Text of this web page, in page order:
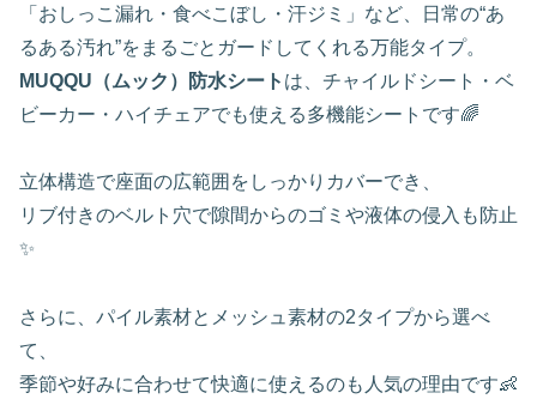
「おしっこ漏れ・食べこぼし・汗ジミ」など、日常の“あ
るある汚れ”をまるごとガードしてくれる万能タイプ。
MUQQU（ムック）防水シート は、チャイルドシート・ベ
ビーカー・ハイチェアでも使える多機能シートです🌈
立体構造で座面の広範囲をしっかりカバーでき、
リブ付きのベルト穴で隙間からのゴミや液体の侵入も防止
✨
さらに、パイル素材とメッシュ素材の2タイプから選べ
て、
季節や好みに合わせて快適に使えるのも人気の理由です👶